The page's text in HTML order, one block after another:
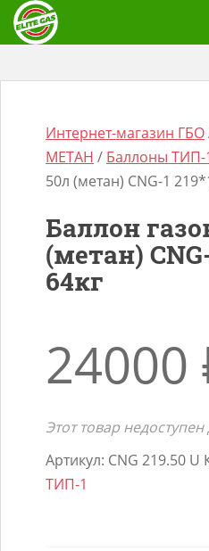
p
Интернет-магазин ГБО
МЕТАН / Баллоны ТИП-
50л (метан) CNG-1
Баллон
(метан)
64кг
24000
Этот товар недоступен
Артикул: CNG 219.50 U
ТИП-1